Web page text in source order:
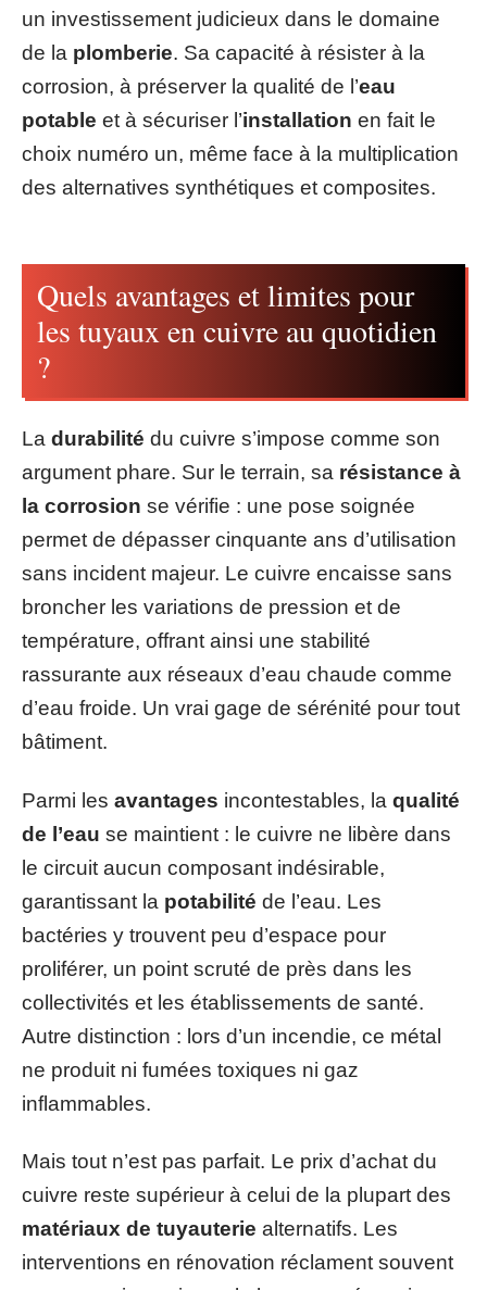
un investissement judicieux dans le domaine
de la plomberie. Sa capacité à résister à la
corrosion, à préserver la qualité de l’eau
potable et à sécuriser l’installation en fait le
choix numéro un, même face à la multiplication
des alternatives synthétiques et composites.
Quels avantages et limites pour
les tuyaux en cuivre au quotidien
?
La durabilité du cuivre s’impose comme son
argument phare. Sur le terrain, sa résistance à
la corrosion se vérifie : une pose soignée
permet de dépasser cinquante ans d’utilisation
sans incident majeur. Le cuivre encaisse sans
broncher les variations de pression et de
température, offrant ainsi une stabilité
rassurante aux réseaux d’eau chaude comme
d’eau froide. Un vrai gage de sérénité pour tout
bâtiment.
Parmi les avantages incontestables, la qualité
de l’eau se maintient : le cuivre ne libère dans
le circuit aucun composant indésirable,
garantissant la potabilité de l’eau. Les
bactéries y trouvent peu d’espace pour
proliférer, un point scruté de près dans les
collectivités et les établissements de santé.
Autre distinction : lors d’un incendie, ce métal
ne produit ni fumées toxiques ni gaz
inflammables.
Mais tout n’est pas parfait. Le prix d’achat du
cuivre reste supérieur à celui de la plupart des
matériaux de tuyauterie alternatifs. Les
interventions en rénovation réclament souvent